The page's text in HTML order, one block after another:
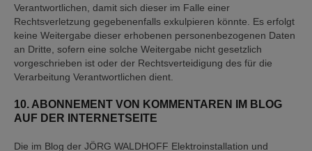
Verantwortlichen, damit sich dieser im Falle einer
Rechtsverletzung gegebenenfalls exkulpieren könnte. Es erfolgt
keine Weitergabe dieser erhobenen personenbezogenen Daten
an Dritte, sofern eine solche Weitergabe nicht gesetzlich
vorgeschrieben ist oder der Rechtsverteidigung des für die
Verarbeitung Verantwortlichen dient.
10. ABONNEMENT VON KOMMENTAREN IM BLOG
AUF DER INTERNETSEITE
Die im Blog der JÖRG WALDHOFF Elektroinstallation und